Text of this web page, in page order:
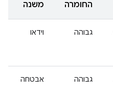
החומרה
משנה
גבוהה וידאו
גבוהה אבטחה